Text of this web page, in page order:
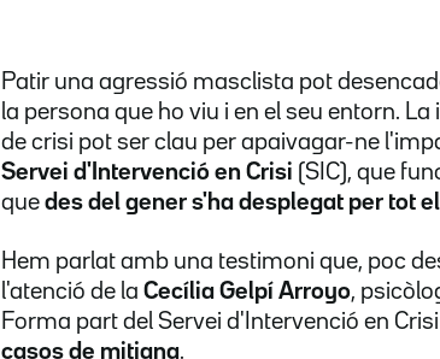
Patir una agressió masclista pot
la persona que ho viu i en el seu entorn.
de crisi pot ser clau per apaivagar-ne
Servei d'Intervenció en Crisi (SIC), que
que des del gener s'ha desplegat per tot
Hem parlat amb una testimoni que, poc
l'atenció de la Cecília Gelpí Arroyo,
Forma part del Servei d'Intervenció en
casos de mitjana.